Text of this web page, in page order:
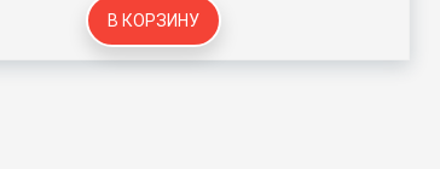
В КОРЗИНУ